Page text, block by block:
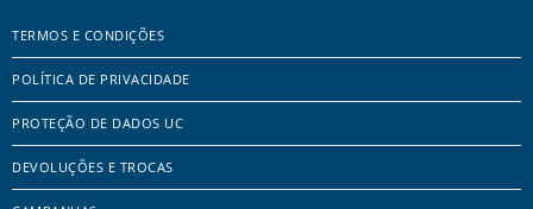
TERMOS E CONDIÇÕES
POLÍTICA DE PRIVACIDADE
PROTEÇÃO DE DADOS UC
DEVOLUÇÕES E TROCAS